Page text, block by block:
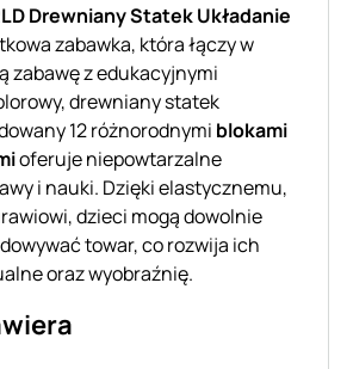
Drewniany Statek Układanie
zabawka, która łączy w
zabawę z edukacyjnymi
drewniany statek
12 różnorodnymi blokami
oferuje niepowtarzalne
i nauki. Dzięki elastycznemu,
dzieci mogą dowolnie
towar, co rozwija ich
oraz wyobraźnię.